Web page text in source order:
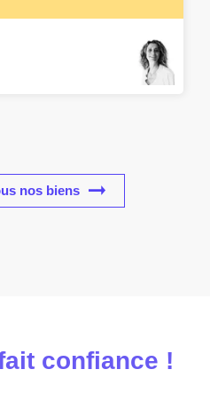
nos biens
confiance !